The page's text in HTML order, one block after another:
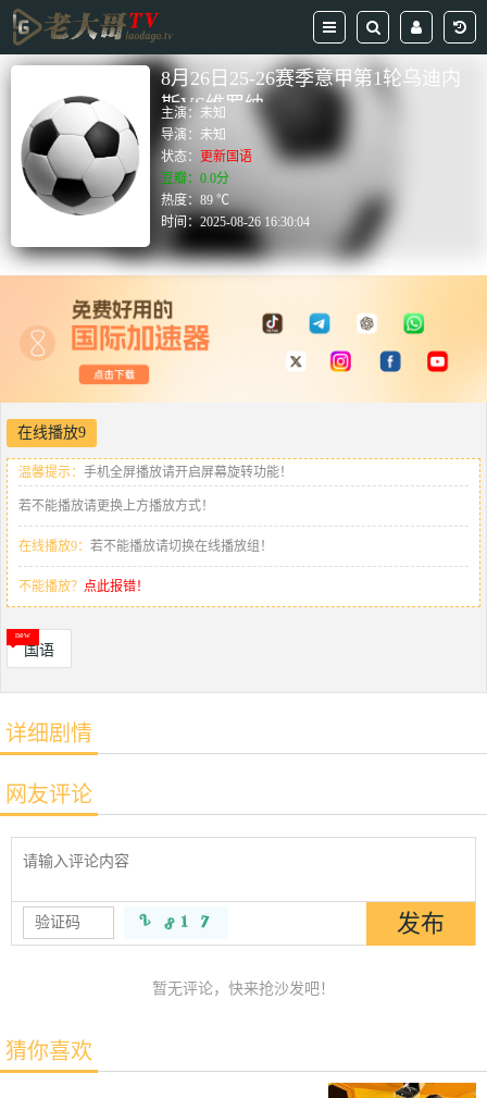
8月26日25-26赛季意甲第1轮乌迪内
斯VS维罗纳
主演： 未知
导演：未知
状态： 更新国语
豆瓣：0.0分
热度：89 ℃
时间：2025-08-26 16:30:04
在线播放9
温馨提示： 手机全屏播放请开启屏幕旋转功能！
若不能播放请更换上方播放方式！
在线播放9： 若不能播放请切换在线播放组！
不能播放？ 点此报错！
国语
详细剧情
网友评论
暂无评论，快来抢沙发吧！
猜你喜欢